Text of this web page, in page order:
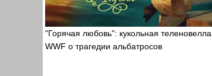
"Горячая любовь": кукольная теленовелла
WWF о трагедии альбатросов